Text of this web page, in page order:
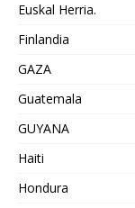
Euskal Herria.
Finlandia
GAZA
Guatemala
GUYANA
Haiti
Hondura